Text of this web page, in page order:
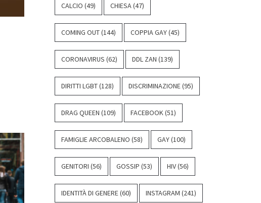
CALCIO (49) CHIESA (47)
COMING OUT(144) COPPIA GAY(45)
CORONAVIRUS (62) DDL ZAN (139)
DIRITTI LGBT(128) DISCRIMINAZIONE (95)
DRAG QUEEN (109) FACEBOOK (51)
FAMIGLIE ARCOBALENO (58) GAY(100)
GENITORI (56) GOSSIP (53) HIV(56)
IDENTITÀ DI GENERE (60) INSTAGRAM (241)